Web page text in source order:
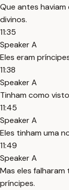
Que antes
divinos.
11:35
Speaker A
Eles eram
11:38
Speaker A
Tinham como
11:45
Speaker A
Eles tinham uma
11:49
Speaker A
Mas eles
príncipes.